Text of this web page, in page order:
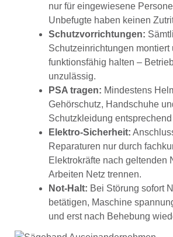
nur für eingewiesene
Unbefugte haben keinen
Schutzvorrichtungen:
Schutzeinrichtungen montiert
funktionsfähig halten –
unzulässig.
PSA tragen: Mindestens
Gehörschutz, Handschuhe
Schutzkleidung
Elektro-Sicherheit:
Reparaturen nur durch
Elektrokräfte nach geltenden
Arbeiten Netz trennen.
Not-Halt: Bei Störung sofort
betätigen, Maschine
und erst nach Behebung